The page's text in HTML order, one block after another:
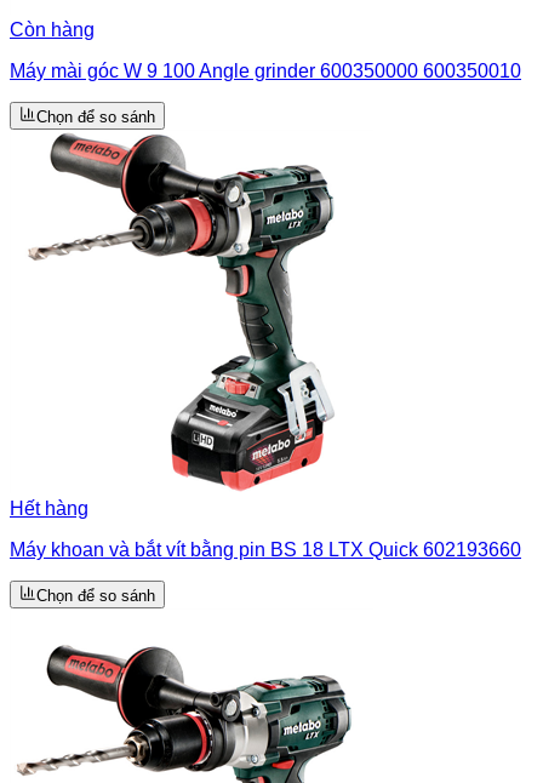
Còn hàng
Máy mài góc W 9 100 Angle grinder 600350000 600350010
Chọn để so sánh
Hết hàng
Máy khoan và bắt vít bằng pin BS 18 LTX Quick 602193660
Chọn để so sánh